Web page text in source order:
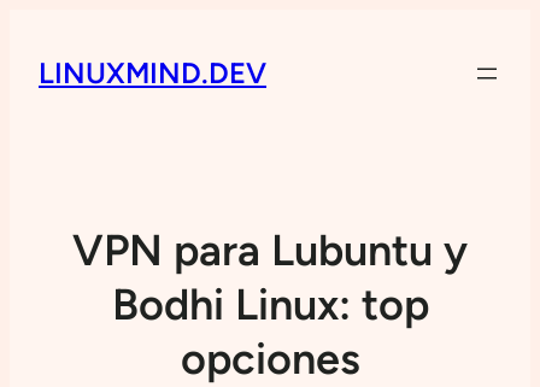
LINUXMIND.DEV
VPN para Lubuntu y
Bodhi Linux: top
opciones